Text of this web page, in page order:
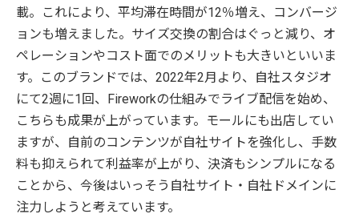
載。これにより、平均滞在時間が12％増え、コンバージ
ョンも増えました。サイズ交換の割合はぐっと減り、オ
ペレーションやコスト面でのメリットも大きいといいま
す。このブランドでは、2022年2月より、自社スタジオ
にて2週に1回、Fireworkの仕組みでライブ配信を始め、
こちらも成果が上がっています。モールにも出店してい
ますが、自前のコンテンツが自社サイトを強化し、手数
料も抑えられて利益率が上がり、決済もシンプルになる
ことから、今後はいっそう自社サイト・自社ドメインに
注力しようと考えています。